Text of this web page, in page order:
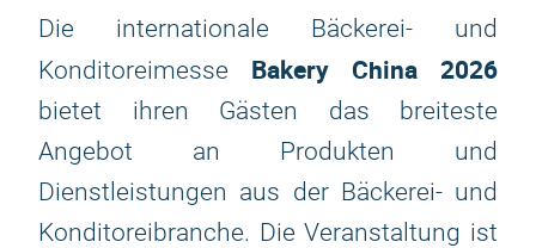
Die internationale Bäckerei- und
Konditoreimesse Bakery China 2026
bietet ihren Gästen das breiteste
Angebot an Produkten und
Dienstleistungen aus der Bäckerei- und
Konditoreibranche. Die Veranstaltung ist